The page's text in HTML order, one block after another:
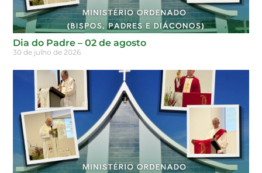
Dia do Padre – 02 de agosto
30 de julho de 2026